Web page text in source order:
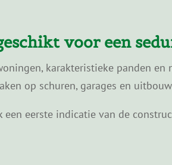
voor een
karakteristieke panden
op schuren, garages en
eerste indicatie van de